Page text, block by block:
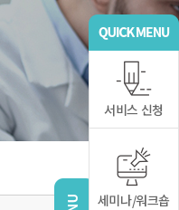
서비스 신청
세미나/워크숍